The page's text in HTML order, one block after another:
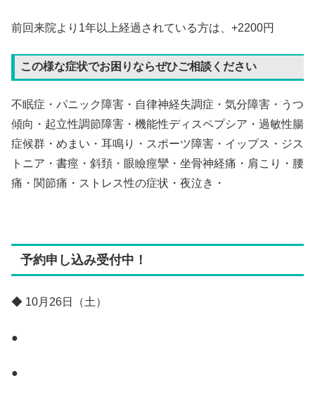
前回来院より1年以上経過されている方は、+2200円
この様な症状でお困りならぜひご相談ください
不眠症・パニック障害・自律神経失調症・気分障害・うつ
傾向・起立性調節障害・機能性ディスペプシア・過敏性腸
症候群・めまい・耳鳴り・スポーツ障害・イップス・ジス
トニア・書痙・斜頚・眼瞼痙攣・坐骨神経痛・肩こり・腰
痛・関節痛・ストレス性の症状・夜泣き・
予約申し込み受付中！
◆ 10月26日（土）
●
●